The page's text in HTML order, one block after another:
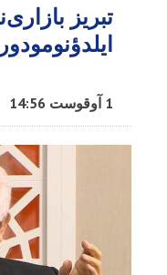
تبریز
ایلدؤنومودور
1 آوقوست 14:56